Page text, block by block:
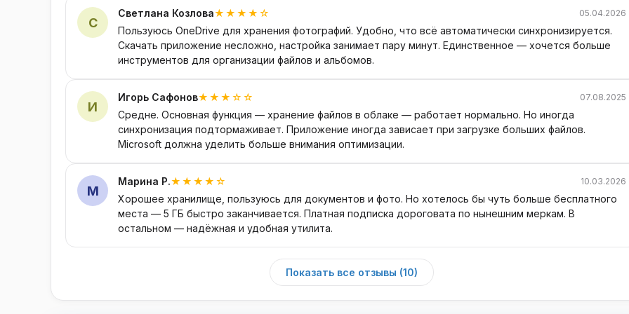
С
Светлана Козлова★★★★☆ 05.04.2026
Пользуюсь OneDrive для хранения фотографий. Удобно, что всё автоматически синхронизируется.
Скачать приложение несложно, настройка занимает пару минут. Единственное — хочется больше
инструментов для организации файлов и альбомов.
И
Игорь Сафонов★★★☆☆ 07.08.2025
Средне. Основная функция — хранение файлов в облаке — работает нормально. Но иногда
синхронизация подтормаживает. Приложение иногда зависает при загрузке больших файлов.
Microsoft должна уделить больше внимания оптимизации.
М
Марина Р.★★★★☆ 10.03.2026
Хорошее хранилище, пользуюсь для документов и фото. Но хотелось бы чуть больше бесплатного
места — 5 ГБ быстро заканчивается. Платная подписка дороговата по нынешним меркам. В
остальном — надёжная и удобная утилита.
Показать все отзывы (10)